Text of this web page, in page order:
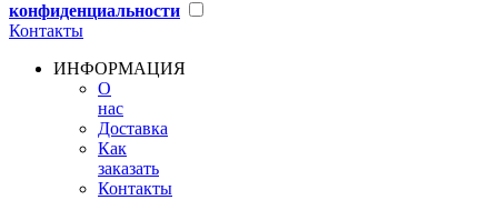
конфиденциальности
Контакты
ИНФОРМАЦИЯ
О
нас
Доставка
Как
заказать
Контакты